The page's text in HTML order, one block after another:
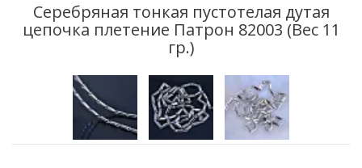
Серебряная тонкая пустотелая дутая
цепочка плетение Патрон 82003 (Вес 11
гр.)